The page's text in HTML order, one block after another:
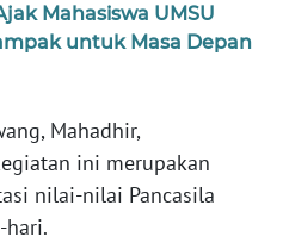
Mahasiswa UMSU
untuk Masa Depan
Mahadhir,
ini merupakan
nilai-nilai Pancasila
hari.